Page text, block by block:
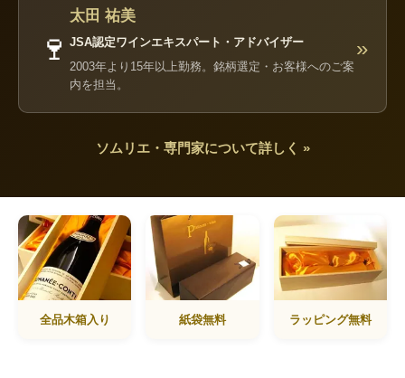
🍷
太田 祐美
JSA認定ワインエキスパート・アドバイザー
2003年より15年以上勤務。銘柄選定・お客様へのご案
内を担当。
»
ソムリエ・専門家について詳しく »
全品木箱入り 紙袋無料 ラッピング無料